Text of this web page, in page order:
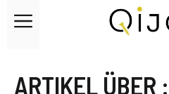
InhaltMenü
ARTIKEL ÜBER :